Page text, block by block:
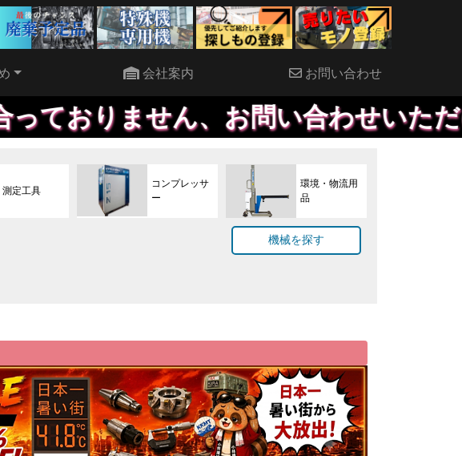
会社案内 お問い合わせ
お問い合わせいただければ、優先
測定工具
コンプレッサ
ー
環境・物流用
品
機械を探す